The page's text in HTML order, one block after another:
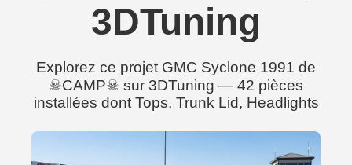
3DTuning
Explorez ce projet GMC Syclone 1991 de
☠CAMP☠ sur 3DTuning — 42 pièces
installées dont Tops, Trunk Lid, Headlights